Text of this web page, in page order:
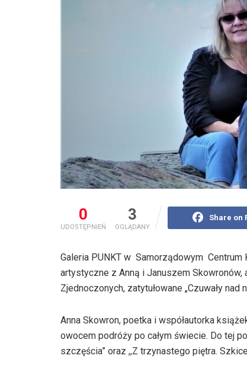
0
UDOSTĘPNIEŃ
3
OGLĄDANY
Share on
Galeria PUNKT w Samorządowym
artystyczne z Anną i Januszem
Zjednoczonych, zatytułowane „Czuwały nad
Anna Skowron, poetka i współautorka
owocem podróży po całym świecie. Do tej
szczęścia” oraz ,,Z trzynastego piętra.